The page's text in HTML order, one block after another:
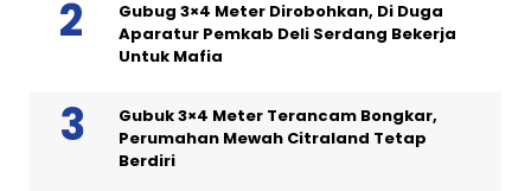
Gubug 3×4 Meter Dirobohkan, Di Duga
Aparatur Pemkab Deli Serdang Bekerja
Untuk Mafia
Gubuk 3×4 Meter Terancam Bongkar,
Perumahan Mewah Citraland Tetap
Berdiri